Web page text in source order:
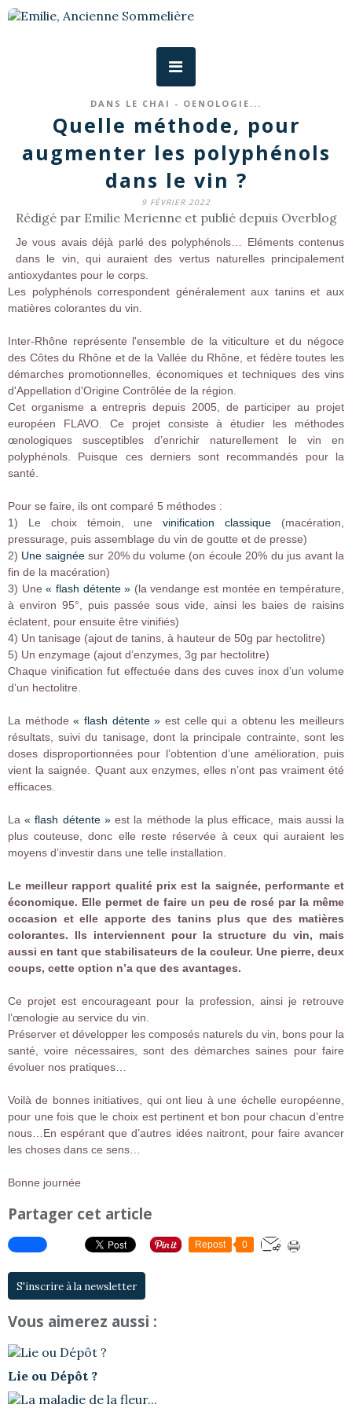
DANS LE CHAI - OENOLOGIE...
Quelle méthode, pour
augmenter les polyphénols
dans le vin ?
9 FÉVRIER 2022
Rédigé par Emilie Merienne et publié depuis Overblog
Je vous avais déjà parlé des polyphénols… Eléments contenus
dans le vin, qui auraient des vertus naturelles principalement
antioxydantes pour le corps.
Les polyphénols correspondent généralement aux tanins et aux
matières colorantes du vin.
Inter-Rhône représente l'ensemble de la viticulture et du négoce
des Côtes du Rhône et de la Vallée du Rhône, et fédère toutes les
démarches promotionnelles, économiques et techniques des vins
d'Appellation d'Origine Contrôlée de la région.
Cet organisme a entrepris depuis 2005, de participer au projet
européen FLAVO. Ce projet consiste à étudier les méthodes
œnologiques susceptibles d’enrichir naturellement le vin en
polyphénols. Puisque ces derniers sont recommandés pour la
santé.
Pour se faire, ils ont comparé 5 méthodes :
1) Le choix témoin, unevinification classique (macération,
pressurage, puis assemblage du vin de goutte et de presse)
2) Une saignéesur 20% du volume (on écoule 20% du jus avant la
fin de la macération)
3) Une« flash détente » (la vendange est montée en température,
à environ 95°, puis passée sous vide, ainsi les baies de raisins
éclatent, pour ensuite être vinifiés)
4) Un tanisage (ajout de tanins, à hauteur de 50g par hectolitre)
5) Un enzymage (ajout d’enzymes, 3g par hectolitre)
Chaque vinification fut effectuée dans des cuves inox d’un volume
d’un hectolitre.
La méthode« flash détente » est celle qui a obtenu les meilleurs
résultats, suivi du tanisage, dont la principale contrainte, sont les
doses disproportionnées pour l’obtention d’une amélioration, puis
vient la saignée. Quant aux enzymes, elles n’ont pas vraiment été
efficaces.
La« flash détente »est la méthode la plus efficace, mais aussi la
plus couteuse, donc elle reste réservée à ceux qui auraient les
moyens d’investir dans une telle installation.
Le meilleur rapport qualité prix est la saignée, performante et
économique. Elle permet de faire un peu de rosé par la même
occasion et elle apporte des tanins plus que des matières
colorantes. Ils interviennent pour la structure du vin, mais
aussi en tant que stabilisateurs de la couleur. Une pierre, deux
coups, cette option n’a que des avantages.
Ce projet est encourageant pour la profession, ainsi je retrouve
l’œnologie au service du vin.
Préserver et développer les composés naturels du vin, bons pour la
santé, voire nécessaires, sont des démarches saines pour faire
évoluer nos pratiques…
Voilà de bonnes initiatives, qui ont lieu à une échelle européenne,
pour une fois que le choix est pertinent et bon pour chacun d’entre
nous…En espérant que d’autres idées naitront, pour faire avancer
les choses dans ce sens…
Bonne journée
Partager cet article
Repost 0
S'inscrire à la newsletter
Vous aimerez aussi :
Lie ou Dépôt ?